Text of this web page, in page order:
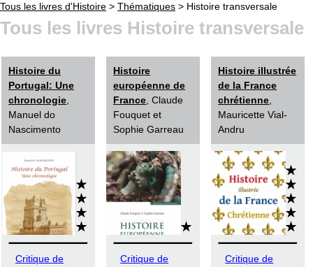
Thématiques
Tous les livres d'Histoire > Thématiques > Histoire transversale
Tous les livres Histoire transversale
Histoire du
Portugal: Une
chronologie
Manuel do
Nascimento
Critique de
Histoire
européenne de
France , Claude
Fouquet et
Sophie Garreau
Critique de
Histoire illustrée
de la France
chrétienne
Mauricette Vial-
Andru
Critique de